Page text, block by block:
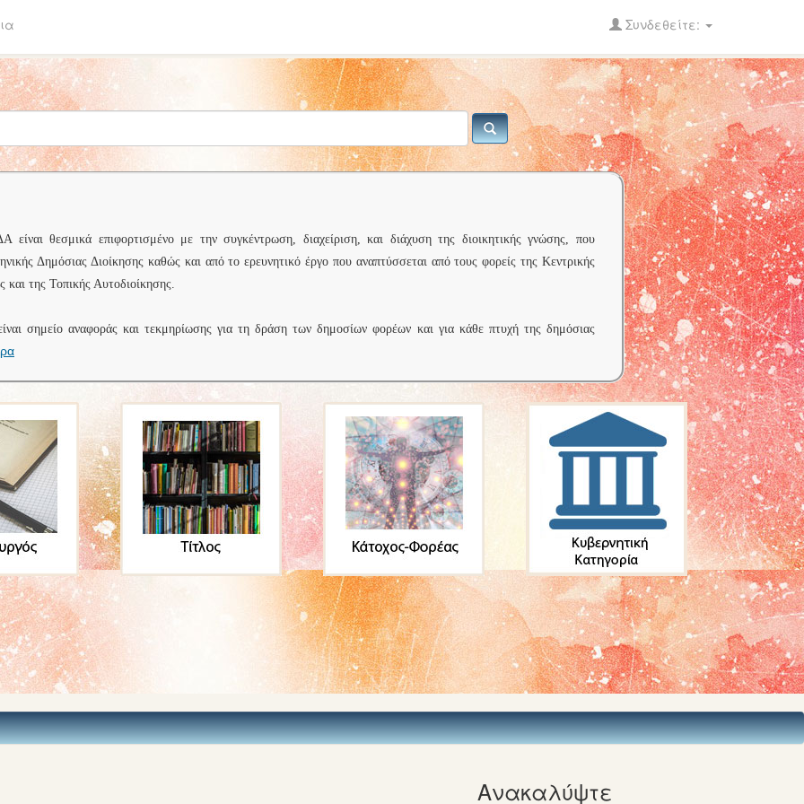
Συνδεθείτε:
θεσμικά επιφορτισμένο με την συγκέντρωση, διαχείριση, και διάχυση της διοικητικής γνώσης, που
Δημόσιας Διοίκησης καθώς και από το ερευνητικό έργο που αναπτύσσεται από τους φορείς της Κεντρικής
της Τοπικής Αυτοδιοίκησης.
σημείο αναφοράς και τεκμηρίωσης για τη δράση των δημοσίων φορέων και για κάθε πτυχή της δημόσιας
Ανακαλύψτε